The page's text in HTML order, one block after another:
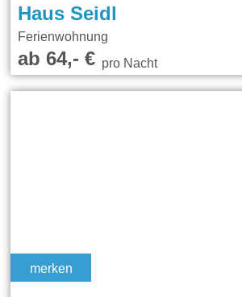
Haus Seidl
Ferienwohnung
ab 64,- €pro Nacht
merken